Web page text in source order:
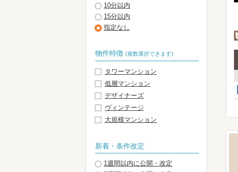
10分以内
15分以内
指定なし
物件特徴 (複数選択できます)
タワーマンション
低層マンション
デザイナーズ
ヴィンテージ
大規模マンション
新着・条件改定
1週間以内に公開・改定